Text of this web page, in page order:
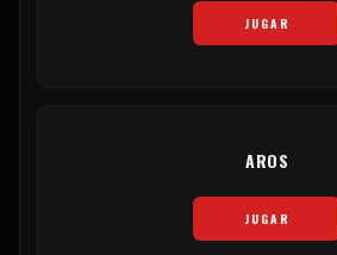
JUGAR
AROS
JUGAR